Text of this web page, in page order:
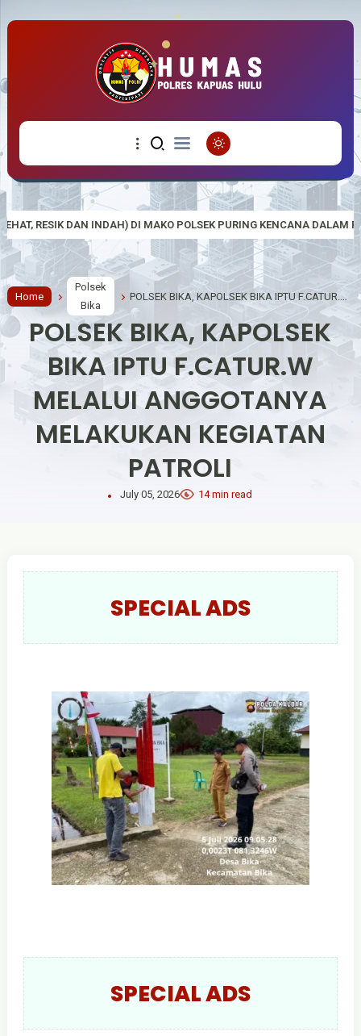
MAKO POLSEK PURING KENCANA DALAM RANGKA HUT RI KE-81
Home
Polsek
Bika
POLSEK BIKA, KAPOLSEK
BIKA IPTU F.CATUR.W
MELALUI ANGGOTANYA
MELAKUKAN KEGIATAN
PATROLI
July 05, 2026 14 min read
SPECIAL ADS
SPECIAL ADS